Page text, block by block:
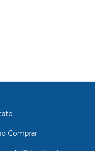
Comprar